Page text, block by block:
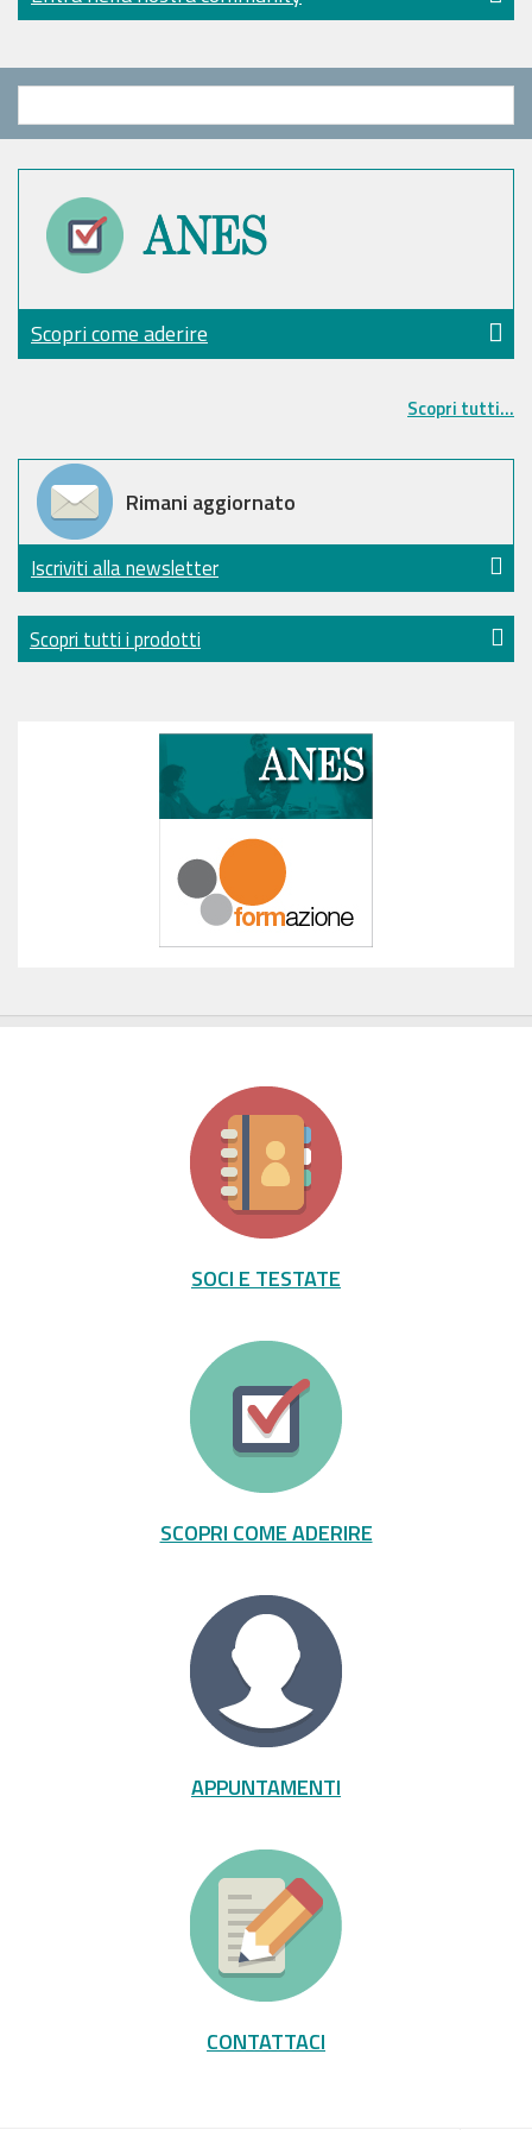
Scopri come aderire
Scopri tutti...
Rimani aggiornato
Iscriviti alla newsletter
Scopri tutti i prodotti
SOCI E TESTATE
SCOPRI COME ADERIRE
APPUNTAMENTI
CONTATTACI